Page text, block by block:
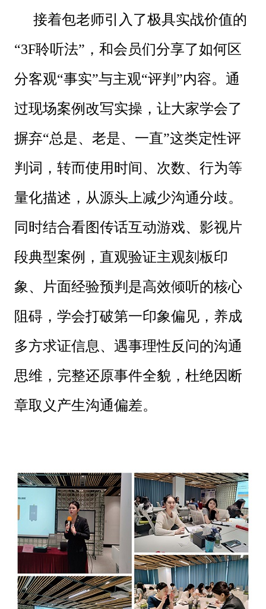
接着包老师引入了极具实战价值的
“3F聆听法”，和会员们分享了如何区
分客观“事实”与主观“评判”内容。通
过现场案例改写实操，让大家学会了
摒弃“总是、老是、一直”这类定性评
判词，转而使用时间、次数、行为等
量化描述，从源头上减少沟通分歧。
同时结合看图传话互动游戏、影视片
段典型案例，直观验证主观刻板印
象、片面经验预判是高效倾听的核心
阻碍，学会打破第一印象偏见，养成
多方求证信息、遇事理性反问的沟通
思维，完整还原事件全貌，杜绝因断
章取义产生沟通偏差。